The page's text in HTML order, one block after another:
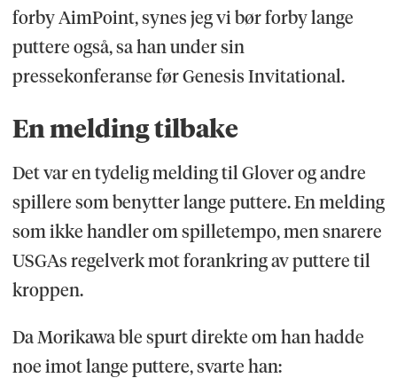
forby AimPoint, synes jeg vi bør forby lange
puttere også, sa han under sin
pressekonferanse før Genesis Invitational.
En melding tilbake
Det var en tydelig melding til Glover og andre
spillere som benytter lange puttere. En melding
som ikke handler om spilletempo, men snarere
USGAs regelverk mot forankring av puttere til
kroppen.
Da Morikawa ble spurt direkte om han hadde
noe imot lange puttere, svarte han: